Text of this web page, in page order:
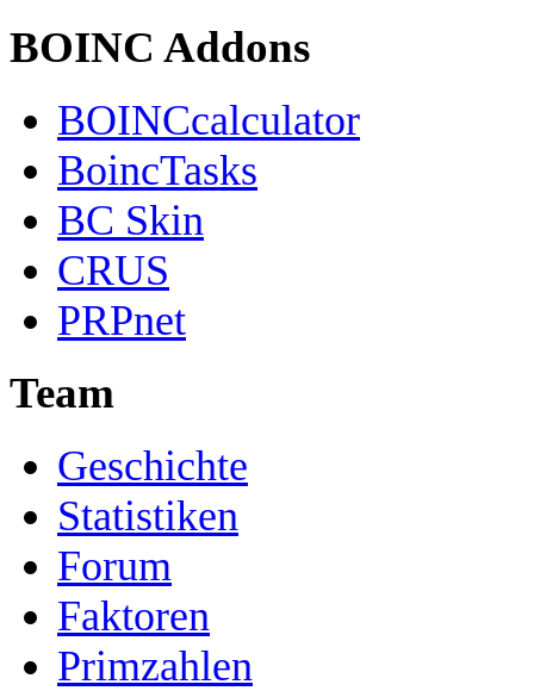
BOINC Addons
BOINCcalculator
BoincTasks
BC Skin
CRUS
PRPnet
Team
Geschichte
Statistiken
Forum
Faktoren
Primzahlen